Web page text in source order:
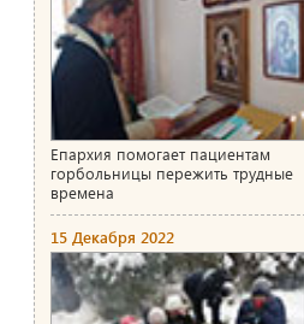
Епархия помогает пациентам
горбольницы пережить трудные
времена
15 Декабря 2022